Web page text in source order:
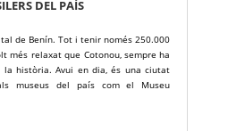
DEL PAÍS
de Benín. Tot i tenir només 250.000
més relaxat que Cotonou, sempre ha
història. Avui en dia, és una ciutat
museus del país com el Museu